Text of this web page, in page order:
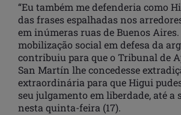
“Eu também me defenderia como
das frases espalhadas nos
em inúmeras ruas de Buenos
mobilização social em defesa da
contribuiu para que o Tribunal de
San Martín lhe concedesse
extraordinária para que Higui
seu julgamento em liberdade, até a
nesta quinta-feira (17).